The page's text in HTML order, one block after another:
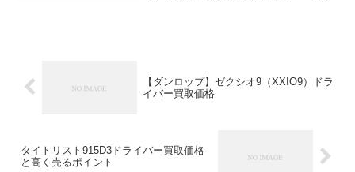
【ダンロップ】ゼクシオ9（XXIO9）ドラ
イバー買取価格
タイトリスト915D3ドライバー買取価格
と高く売るポイント